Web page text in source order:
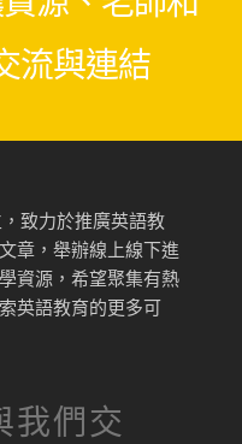
流與連結
致力於推廣英語教
章，舉辦線上線下進
資源，希望聚集有熱
英語教育的更多可
我們交